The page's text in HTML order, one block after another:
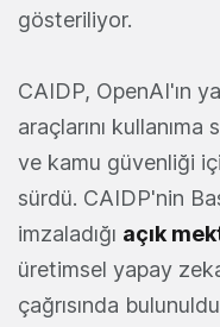
gösteriliyor.
CAIDP, OpenAI'ın
araçlarını kullanıma
ve kamu güvenliği
sürdü. CAIDP'nin
imzaladığı açık
üretimsel yapay
çağrısında